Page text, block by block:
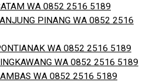
WA 0852 2516 5189
PINANG WA 0852 2516
WA 0852 2516 5189
WA 0852 2516 5189
WA 0852 2516 5189